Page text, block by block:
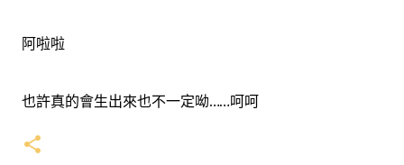
阿啦啦
也許真的會生出來也不一定呦……呵呵